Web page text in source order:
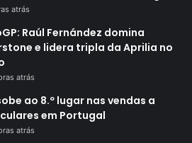
atrás
Raúl Fernández domina
e lidera tripla da Aprilia no
atrás
ao 8.º lugar nas vendas a
em Portugal
atrás